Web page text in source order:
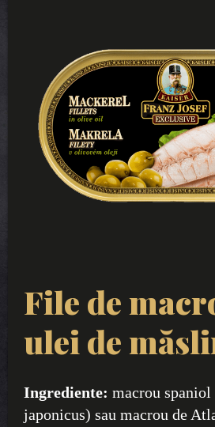
File de
ulei de
Ingrediente: macrou spaniol
japonicus) sau macrou de